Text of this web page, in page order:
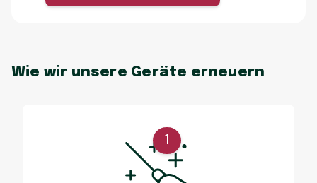
Wie wir unsere Geräte erneuern